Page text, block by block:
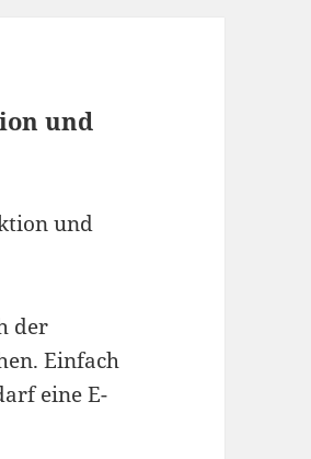
und
und
der
Einfach
eine E-